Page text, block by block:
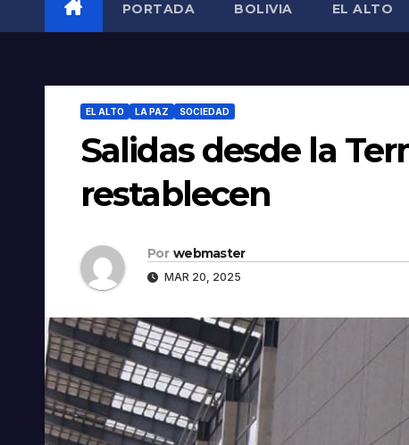
PORTADA BOLIVIA EL ALTO
EL ALTO LA PAZ SOCIEDAD
Salidas desde la
restablecen
Por webmaster
MAR 20, 2025